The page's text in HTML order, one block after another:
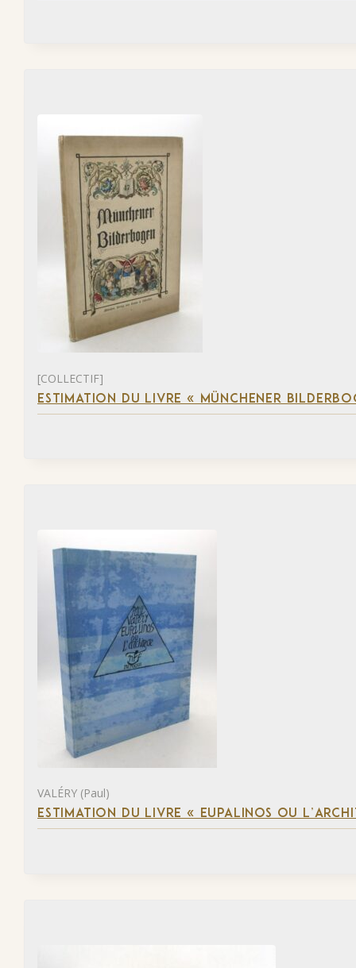
[COLLECTIF]
ESTIMATION DU LIVRE « MÜNCHENER
VALÉRY (Paul)
ESTIMATION DU LIVRE « EUPALINOS OU